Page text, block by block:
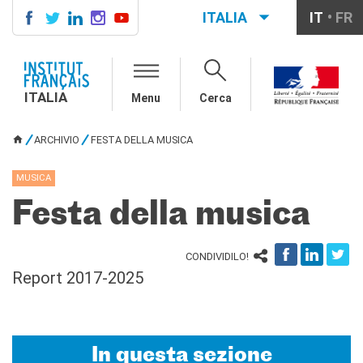
CORSI DI FRANCESE
CERTIFICAZIONI
Test (TCF, TEF)
Didattica
Riconoscimento diplomi
ITALIA IT FR
ITALIA Menu Cerca
ARCHIVIO FESTA DELLA MUSICA
MUSICA
Festa della musica
CONDIVIDILO!
Report 2017-2025
In questa sezione